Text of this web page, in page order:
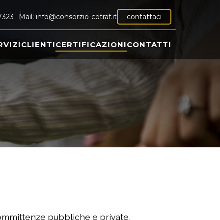
Mail: info@consorzio-cotraf.it contattaci
CLIENTICERTIFICAZIONICONTATTI